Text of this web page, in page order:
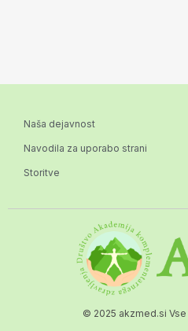
Naša dejavnost
Navodila za uporabo strani
Storitve
© 2025 akzmed.si